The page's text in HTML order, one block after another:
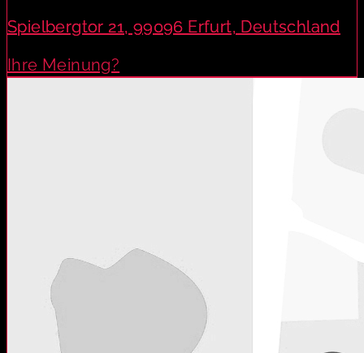
Spielbergtor 21, 99096 Erfurt, Deutschland
Ihre Meinung?